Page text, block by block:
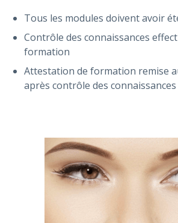
Tous les modules doivent avoir
Contrôle des connaissances
formation
Attestation de formation remise
après contrôle des connaissances